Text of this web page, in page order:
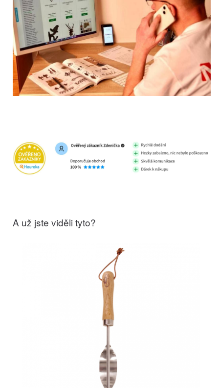
A už jste viděli tyto?